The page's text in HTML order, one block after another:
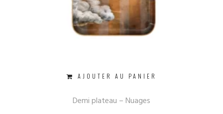
AJOUTER AU PANIER
Demi plateau – Nuages